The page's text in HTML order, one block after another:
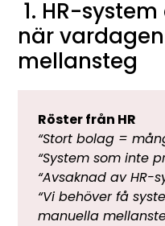
1. HR-
när
mellansteg
Röster från HR
“Stort bolag =
“System som inte
“Avsaknad av HR-
“Vi behöver få
manuella